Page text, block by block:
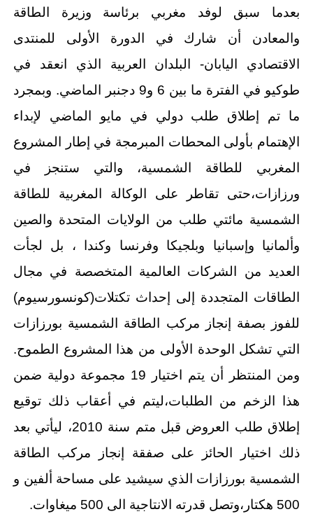
بعدما سبق لوفد مغربي برئاسة وزيرة الطاقة
والمعادن أن شارك في الدورة الأولى للمنتدى
الاقتصادي اليابان- البلدان العربية الذي انعقد في
طوكيو في الفترة ما بين 6 و9 دجنبر الماضي. وبمجرد
ما تم إطلاق طلب دولي في مايو الماضي لإبداء
الإهتمام بأولى المحطات المبرمجة في إطار المشروع
المغربي للطاقة الشمسية، والتي ستنجز في
ورزازات،حتى تقاطر على الوكالة المغربية للطاقة
الشمسية مائتي طلب من الولايات المتحدة والصين
وألمانيا وإسبانيا وبلجيكا وفرنسا وكندا ، بل لجأت
العديد من الشركات العالمية المتخصصة في مجال
الطاقات المتجددة إلى إحداث تكتلات(كونسورسيوم)
للفوز بصفة إنجاز مركب الطاقة الشمسية بورزازات
التي تشكل الوحدة الأولى من هذا المشروع الطموح.
ومن المنتظر أن يتم اختيار 19 مجموعة دولية ضمن
هذا الزخم من الطلبات،ليتم في أعقاب ذلك توقيع
إطلاق طلب العروض قبل متم سنة 2010، ليأتي بعد
ذلك اختيار الحائز على صفقة إنجاز مركب الطاقة
الشمسية بورزازات الذي سيشيد على مساحة ألفين و
500 هكتار،وتصل قدرته الانتاجية الى 500 ميغاوات.